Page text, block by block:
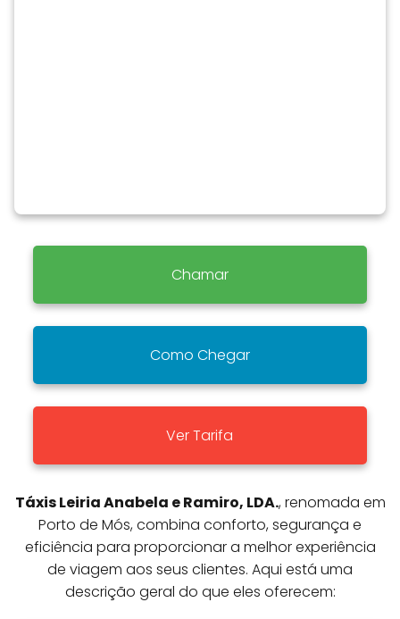
Chamar
Como Chegar
Ver Tarifa
Táxis Leiria Anabela e Ramiro, LDA., renomada em
Porto de Mós, combina conforto, segurança e
eficiência para proporcionar a melhor experiência
de viagem aos seus clientes. Aqui está uma
descrição geral do que eles oferecem: